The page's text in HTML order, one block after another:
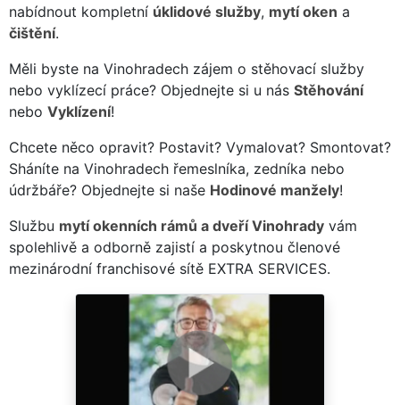
nabídnout kompletní úklidové služby, mytí oken a
čištění.
Měli byste na Vinohradech zájem o stěhovací služby
nebo vyklízecí práce? Objednejte si u nás Stěhování
nebo Vyklízení!
Chcete něco opravit? Postavit? Vymalovat? Smontovat?
Sháníte na Vinohradech řemeslníka, zedníka nebo
údržbáře? Objednejte si naše Hodinové manžely!
Službu mytí okenních rámů a dveří Vinohrady vám
spolehlivě a odborně zajistí a poskytnou členové
mezinárodní franchisové sítě EXTRA SERVICES.